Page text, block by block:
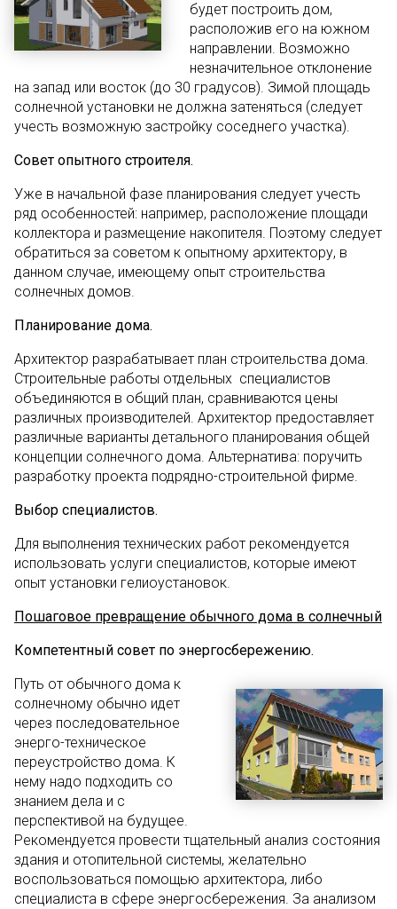
будет построить дом,
расположив его на южном
направлении. Возможно
незначительное отклонение
на запад или восток (до 30 градусов). Зимой площадь
солнечной установки не должна затеняться (следует
учесть возможную застройку соседнего участка).
Совет опытного строителя.
Уже в начальной фазе планирования следует учесть
ряд особенностей: например, расположение площади
коллектора и размещение накопителя. Поэтому следует
обратиться за советом к опытному архитектору, в
данном случае, имеющему опыт строительства
солнечных домов.
Планирование дома.
Архитектор разрабатывает план строительства дома.
Строительные работы отдельных специалистов
объединяются в общий план, сравниваются цены
различных производителей. Архитектор предоставляет
различные варианты детального планирования общей
концепции солнечного дома. Альтернатива: поручить
разработку проекта подрядно-строительной фирме.
Выбор специалистов.
Для выполнения технических работ рекомендуется
использовать услуги специалистов, которые имеют
опыт установки гелиоустановок.
Пошаговое превращение обычного дома в солнечный
Компетентный совет по энергосбережению.
Путь от обычного дома к
солнечному обычно идет
через последовательное
энерго-техническое
переустройство дома. К
нему надо подходить со
знанием дела и с
перспективой на будущее.
Рекомендуется провести тщательный анализ состояния
здания и отопительной системы, желательно
воспользоваться помощью архитектора, либо
специалиста в сфере энергосбережения. За анализом